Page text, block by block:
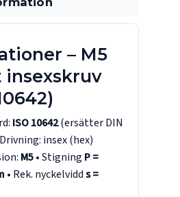
– M5
ISO 10642(ersätter DIN
insex (hex)
M5• Stigning P =
• Rek. nyckelvidds =